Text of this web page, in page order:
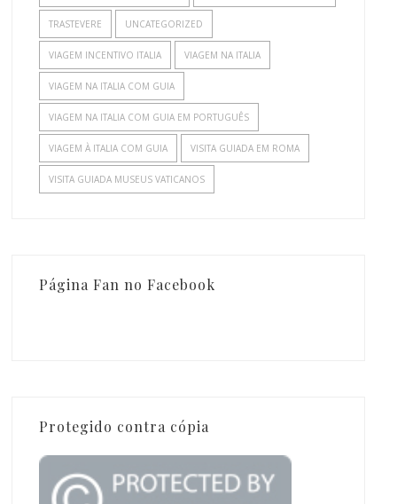
TRASTEVERE UNCATEGORIZED
VIAGEM INCENTIVO ITALIA VIAGEM NA ITALIA
VIAGEM NA ITALIA COM GUIA
VIAGEM NA ITALIA COM GUIA EM PORTUGUÊS
VIAGEM À ITALIA COM GUIA VISITA GUIADA EM ROMA
VISITA GUIADA MUSEUS VATICANOS
Página Fan no Facebook
Protegido contra cópia